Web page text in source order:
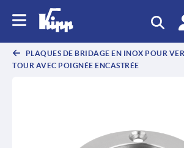
PLAQUES DE BRIDAGE EN INOX POUR
TOUR AVEC POIGNÉE ENCASTRÉE